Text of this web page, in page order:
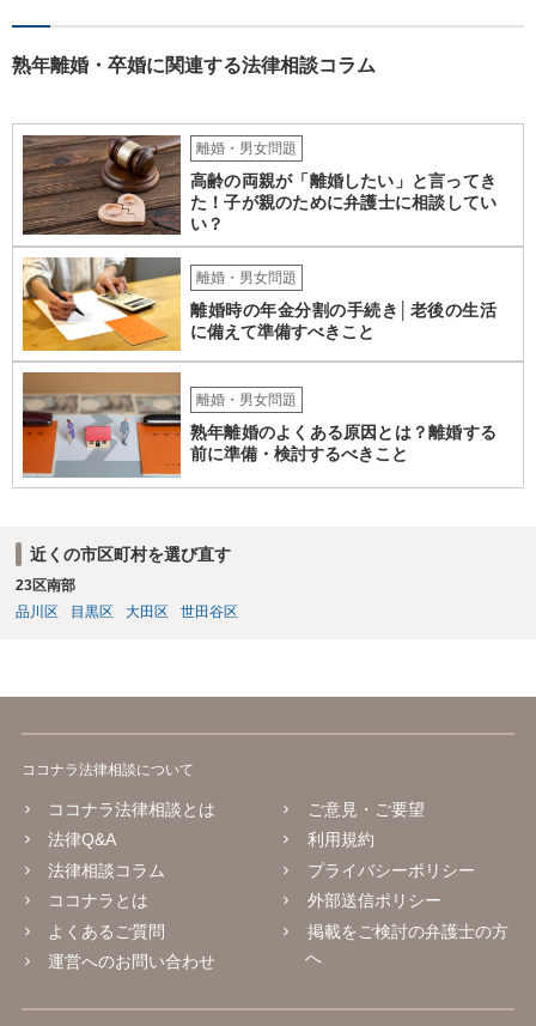
ば審判となりますが、 相手方の根拠のない主張に沿ったものになると
熟年離婚・卒婚に関連する法律相談コラム
離婚・男女問題
高齢の両親が「離婚したい」と言ってき
た！子が親のために弁護士に相談してい
い？
離婚・男女問題
離婚時の年金分割の手続き│老後の生活
に備えて準備すべきこと
離婚・男女問題
熟年離婚のよくある原因とは？離婚する
前に準備・検討するべきこと
近くの市区町村を選び直す
23区南部
品川区
目黒区 大田区 世田谷区
ココナラ法律相談について
ココナラ法律相談とは
法律Q&A
法律相談コラム
ココナラとは
よくあるご質問
運営へのお問い合わせ
ご意見・ご要望
利用規約
プライバシーポリシー
外部送信ポリシー
掲載をご検討の弁護士の方
へ